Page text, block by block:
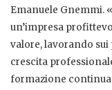
Emanuele Gnemmi.
un’impresa
valore, lavorando
crescita
formazione